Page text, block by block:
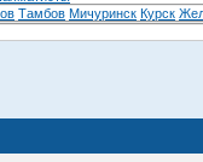
Тамбов Мичуринск Курск